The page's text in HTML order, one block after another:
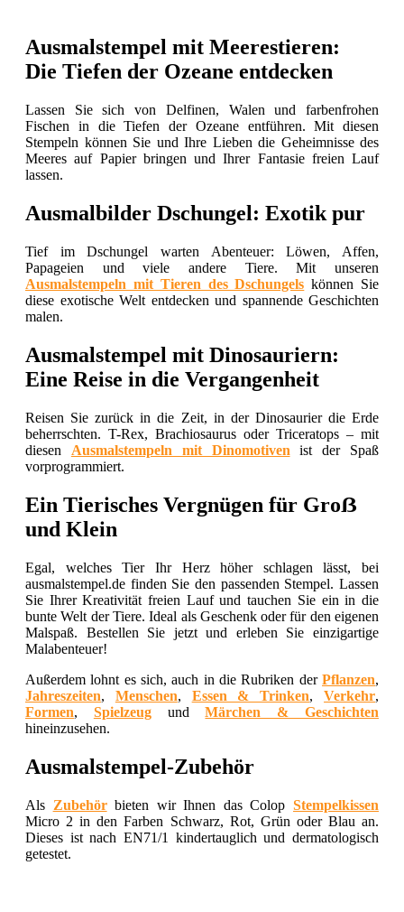
Ausmalstempel mit Meerestieren:
Die Tiefen der Ozeane entdecken
Lassen Sie sich von Delfinen, Walen und farbenfrohen
Fischen in die Tiefen der Ozeane entführen. Mit diesen
Stempeln können Sie und Ihre Lieben die Geheimnisse des
Meeres auf Papier bringen und Ihrer Fantasie freien Lauf
lassen.
Ausmalbilder Dschungel: Exotik pur
Tief im Dschungel warten Abenteuer: Löwen, Affen,
Papageien und viele andere Tiere. Mit unseren
Ausmalstempeln mit Tieren des Dschungels können Sie
diese exotische Welt entdecken und spannende Geschichten
malen.
Ausmalstempel mit Dinosauriern:
Eine Reise in die Vergangenheit
Reisen Sie zurück in die Zeit, in der Dinosaurier die Erde
beherrschten. T-Rex, Brachiosaurus oder Triceratops – mit
diesen Ausmalstempeln mit Dinomotiven ist der Spaß
vorprogrammiert.
Ein Tierisches Vergnügen für Groẞ
und Klein
Egal, welches Tier Ihr Herz höher schlagen lässt, bei
ausmalstempel.de finden Sie den passenden Stempel. Lassen
Sie Ihrer Kreativität freien Lauf und tauchen Sie ein in die
bunte Welt der Tiere. Ideal als Geschenk oder für den eigenen
Malspaß. Bestellen Sie jetzt und erleben Sie einzigartige
Malabenteuer!
Außerdem lohnt es sich, auch in die Rubriken der Pflanzen,
Jahreszeiten, Menschen, Essen & Trinken,Verkehr,
Formen, SpielzeugundMärchen & Geschichten
hineinzusehen.
Ausmalstempel-Zubehör
Als Zubehörbieten wir Ihnen das ColopStempelkissen
Micro 2 in denFarben Schwarz, Rot, Grün oder Blau an.
Dieses ist nach EN71/1 kindertauglich und dermatologisch
getestet.